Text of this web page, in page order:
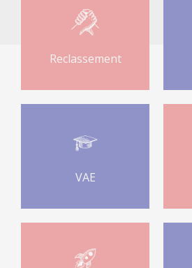
Reclassement
VAE